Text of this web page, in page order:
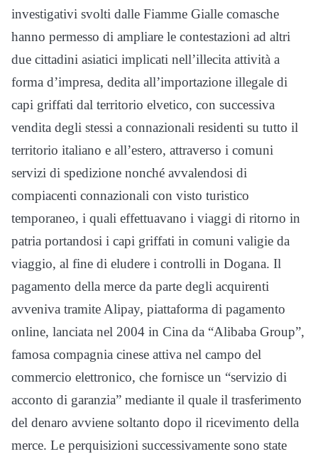
investigativi svolti dalle Fiamme Gialle comasche
hanno permesso di ampliare le contestazioni ad altri
due cittadini asiatici implicati nell’illecita attività a
forma d’impresa, dedita all’importazione illegale di
capi griffati dal territorio elvetico, con successiva
vendita degli stessi a connazionali residenti su tutto il
territorio italiano e all’estero, attraverso i comuni
servizi di spedizione nonché avvalendosi di
compiacenti connazionali con visto turistico
temporaneo, i quali effettuavano i viaggi di ritorno in
patria portandosi i capi griffati in comuni valigie da
viaggio, al fine di eludere i controlli in Dogana. Il
pagamento della merce da parte degli acquirenti
avveniva tramite Alipay, piattaforma di pagamento
online, lanciata nel 2004 in Cina da “Alibaba Group”,
famosa compagnia cinese attiva nel campo del
commercio elettronico, che fornisce un “servizio di
acconto di garanzia” mediante il quale il trasferimento
del denaro avviene soltanto dopo il ricevimento della
merce. Le perquisizioni successivamente sono state